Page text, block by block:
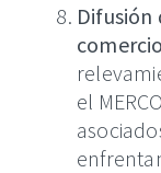
Difusión
el